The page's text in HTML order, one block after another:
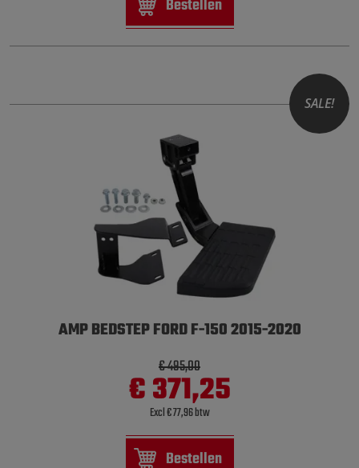
Bestellen
SALE!
AMP BEDSTEP FORD F-150 2015-2020
€ 495,00
€ 371,25
Excl € 77,96 btw
Bestellen